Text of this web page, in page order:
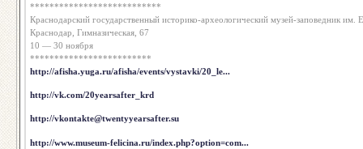
***************************
Краснодарский государственный историко-археологический музей-заповедник
Краснодар, Гимназическая, 67
10 — 30 ноября
*************************
http://afisha.yuga.ru/afisha/events/vystavki/20_le...
http://vk.com/20yearsafter_krd
http://vkontakte@twentyyearsafter.su
http://www.museum-felicina.ru/index.php?option=com...